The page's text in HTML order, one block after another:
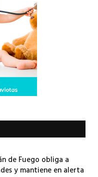
de Fuego obliga a
y mantiene en alerta